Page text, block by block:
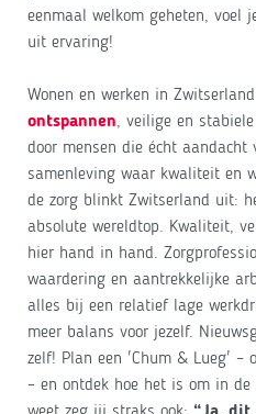
eenmaal welkom geheten, voel
uit ervaring!
Wonen en werken in
ontspannen, veilige en
door mensen die écht aandacht
samenleving waar kwaliteit en
de zorg blinkt Zwitserland uit:
absolute wereldtop. Kwaliteit,
hier hand in hand.
waardering en aantrekkelijke
alles bij een relatief lage
meer balans voor jezelf.
zelf! Plan een 'Chum & Lueg' –
– en ontdek hoe het is om in